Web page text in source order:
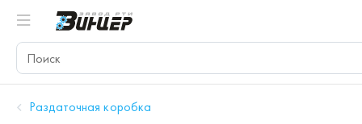
Раздаточная коробка